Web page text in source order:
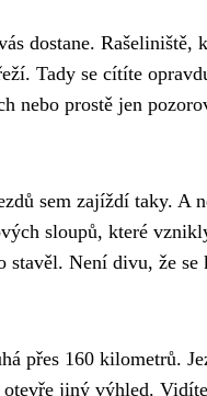
dostane. Rašeliniště,
Tady se cítíte
nebo prostě jen
sem zajíždí taky. A
sloupů, které
Není divu, že
přes 160 kilometrů.
jiný výhled.